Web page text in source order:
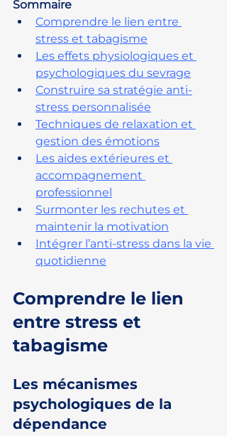
Sommaire
Comprendre le lien entre
stress et tabagisme
Les effets physiologiques et
psychologiques du sevrage
Construire sa stratégie anti-
stress personnalisée
Techniques de relaxation et
gestion des émotions
Les aides extérieures et
accompagnement
professionnel
Surmonter les rechutes et
maintenir la motivation
Intégrer l’anti-stress dans la vie
quotidienne
Comprendre le lien
entre stress et
tabagisme
Les mécanismes
psychologiques de la
dépendance